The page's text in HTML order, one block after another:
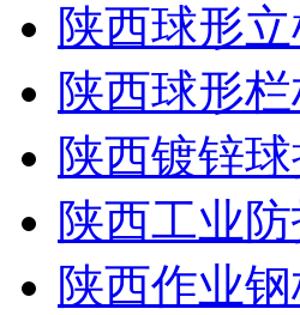
陕西球形
陕西球形
陕西镀锌
陕西工业
陕西作业